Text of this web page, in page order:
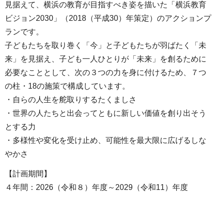
見据えて、横浜の教育が目指すべき姿を描いた「横浜教育
ビジョン2030」（2018（平成30）年策定）のアクションプ
ランです。
子どもたちを取り巻く「今」と子どもたちが羽ばたく「未
来」を見据え、子ども一人ひとりが「未来」を創るために
必要なこととして、次の３つの力を身に付けるため、７つ
の柱・18の施策で構成しています。
・自らの人生を舵取りするたくましさ
・世界の人たちと出会ってともに新しい価値を創り出そう
とする力
・多様性や変化を受け止め、可能性を最大限に広げるしな
やかさ
【計画期間】
４年間：2026（令和８）年度～2029（令和11）年度